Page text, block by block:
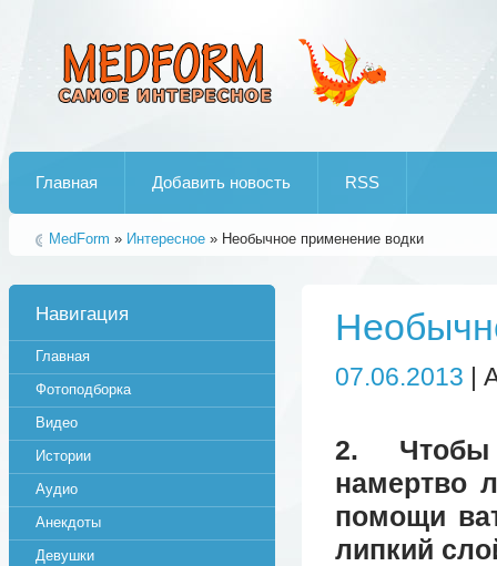
Главная Добавить новость RSS
MedForm » Интересное » Необычное применение водки
07.06.2013 |
2. Чтобы
намертво
помощи
липкий
Навигация
Главная
Фотоподборка
Видео
Истории
Аудио
Анекдоты
Девушки